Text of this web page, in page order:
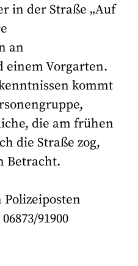
in der Straße „Auf
an
einem Vorgarten.
kommt
die am frühen
die Straße zog,
Betracht.
91900